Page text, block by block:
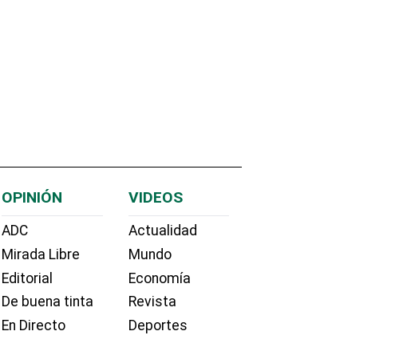
OPINIÓN
ADC
Mirada Libre
Editorial
De buena tinta
En Directo
VIDEOS
Actualidad
Mundo
Economía
Revista
Deportes